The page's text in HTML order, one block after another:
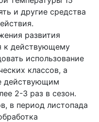
и другие средства
развития
к действующему
использование
классов, а
действующим
2-3 раз в сезон.
в период листопада